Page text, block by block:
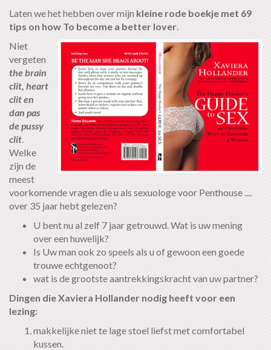
Laten we het hebben over mijn kleine rode boekje met 69
tips on how To become a better lover
Niet
vergeten
the brain
clit, heart
clit en
dan pas
de pussy
clit
Welke
zijn de
meest
voorkomende vragen die u als sexuologe voor Penthouse ....
over 35 jaar hebt gelezen?
U bent nu al zelf 7 jaar getrouwd. Wat is uw mening
over een huwelijk?
Is Uw man ook zo speels als u of gewoon een goede
trouwe echtgenoot?
wat is de grootste aantrekkingskracht van uw partner?
Dingen die Xaviera Hollander nodig heeft voor een
lezing:
makkelijke niet te lage stoel liefst met comfortabel
kussen.